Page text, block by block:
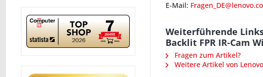
E-Mail:
Weiterführende Links
Backlit FPR IR-Cam
Fragen zum Artikel?
Weitere Artikel von Lenovo